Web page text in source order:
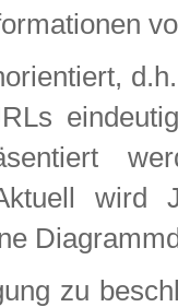
wird
zu